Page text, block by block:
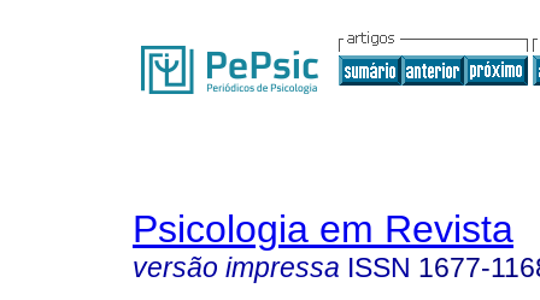
Psicologia em Revista
versão impressa ISSN 1677-